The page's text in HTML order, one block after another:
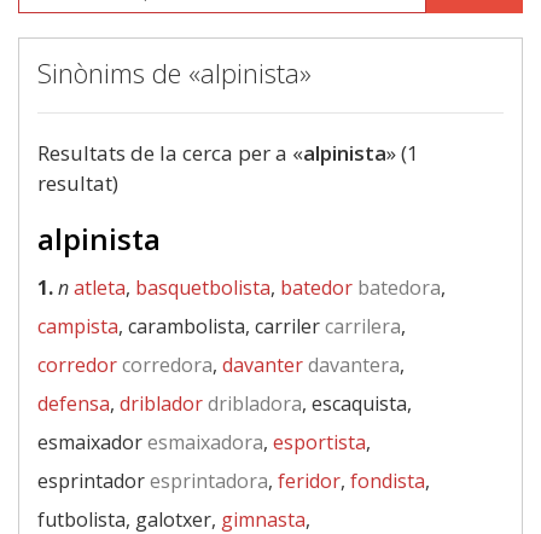
Sinònims de «alpinista»
Resultats de la cerca per a «alpinista» (1
resultat)
alpinista
1.natleta, basquetbolista, batedor batedora,
campista, carambolista, carrilercarrilera,
corredorcorredora, davanterdavantera,
defensa, dribladordribladora, escaquista,
esmaixadoresmaixadora, esportista,
esprintadoresprintadora, feridor, fondista,
futbolista, galotxer, gimnasta,